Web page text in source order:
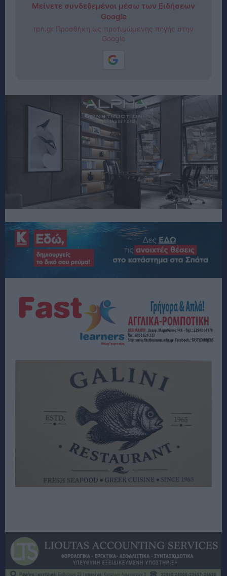
Μείνετε συνδεδεμένοι μέσω των Ειδήσεων
Google
rpn.gr Προσθήκη ως προτιμώμενης πηγής στην
Google